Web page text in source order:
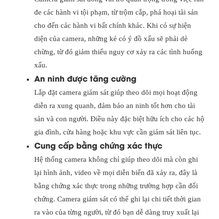
đe các hành vi tội phạm, từ trộm cắp, phá hoại tài sản
cho đến các hành vi bất chính khác. Khi có sự hiện
diện của camera, những kẻ có ý đồ xấu sẽ phải dè
chừng, từ đó giảm thiểu nguy cơ xảy ra các tình huống
xấu.
An ninh được tăng cường
Lắp đặt camera giám sát giúp theo dõi mọi hoạt động
diễn ra xung quanh, đảm bảo an ninh tốt hơn cho tài
sản và con người. Điều này đặc biệt hữu ích cho các hộ
gia đình, cửa hàng hoặc khu vực cần giám sát liên tục.
Cung cấp bằng chứng xác thực
Hệ thống camera không chỉ giúp theo dõi mà còn ghi
lại hình ảnh, video về mọi diễn biến đã xảy ra, đây là
bằng chứng xác thực trong những trường hợp cần đối
chứng. Camera giám sát có thể ghi lại chi tiết thời gian
ra vào của từng người, từ đó bạn dễ dàng truy xuất lại